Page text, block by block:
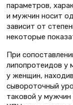
параметров,
и мужчин носит
зависит от
некоторые
При
липопротеидов у
у женщин,
сывороточный
таковой у